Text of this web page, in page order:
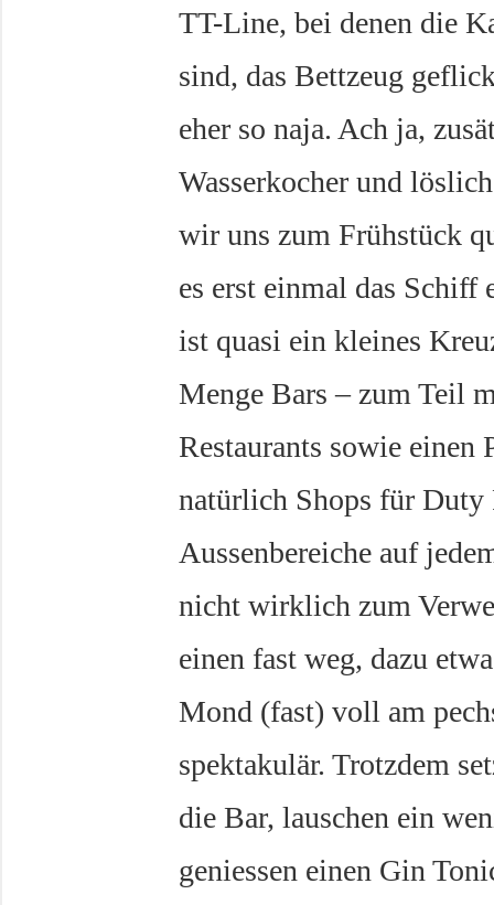
TT-Line, bei denen die
sind, das Bettzeug
eher so naja. Ach ja,
Wasserkocher und
wir uns zum Frühstück
es erst einmal das Schiff
ist quasi ein kleines
Menge Bars – zum Teil
Restaurants sowie einen
natürlich Shops für Duty
Aussenbereiche auf
nicht wirklich zum
einen fast weg, dazu
Mond (fast) voll am
spektakulär. Trotzdem
die Bar, lauschen ein
geniessen einen Gin